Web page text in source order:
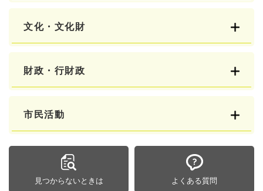
文化・文化財
財政・行財政
市民活動
見つからないときは よくある質問